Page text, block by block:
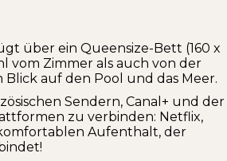
über ein Queensize-Bett (160 x
vom Zimmer als auch von der
auf den Pool und das Meer.
Sendern, Canal+ und der
zu verbinden: Netflix,
Aufenthalt, der